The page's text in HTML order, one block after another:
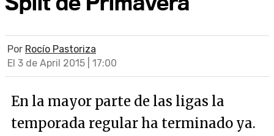
Por Rocío Pastoriza
El 3 de April 2015 | 17:00
En la mayor parte de las ligas la
temporada regular ha terminado ya.